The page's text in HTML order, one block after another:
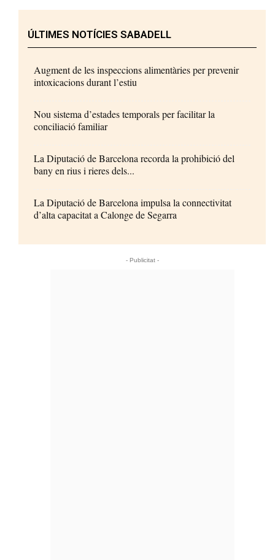
ÚLTIMES NOTÍCIES SABADELL
Augment de les inspeccions alimentàries per prevenir
intoxicacions durant l’estiu
Nou sistema d’estades temporals per facilitar la
conciliació familiar
La Diputació de Barcelona recorda la prohibició del
bany en rius i rieres dels...
La Diputació de Barcelona impulsa la connectivitat
d’alta capacitat a Calonge de Segarra
- Publicitat -